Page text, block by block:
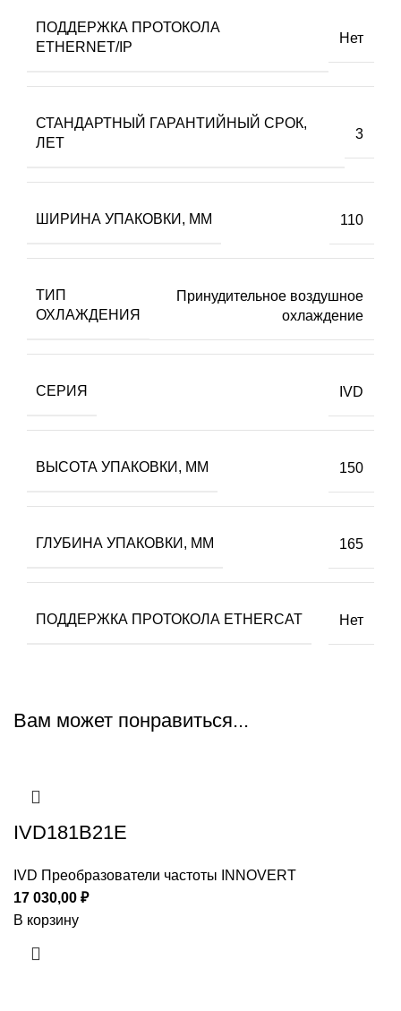
ПОДДЕРЖКА ПРОТОКОЛА
ETHERNET/IP
Нет
СТАНДАРТНЫЙ ГАРАНТИЙНЫЙ СРОК,
ЛЕТ
3
ШИРИНА УПАКОВКИ, ММ 110
ТИП
ОХЛАЖДЕНИЯ
Принудительное воздушное
охлаждение
СЕРИЯ IVD
ВЫСОТА УПАКОВКИ, ММ 150
ГЛУБИНА УПАКОВКИ, ММ 165
ПОДДЕРЖКА ПРОТОКОЛА ETHERCAT Нет
Вам может понравиться...
IVD181B21E
IVD Преобразователи частоты INNOVERT
17 030,00 ₽
В корзину